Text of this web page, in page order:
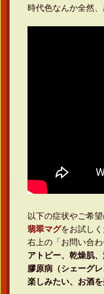
時代色なんか全然
以下の症状やご希
翡翠マグをお試しく
右上の「お問い合わ
アトピー、乾燥肌
膠原病（シェーグ
楽しみたい、お酒